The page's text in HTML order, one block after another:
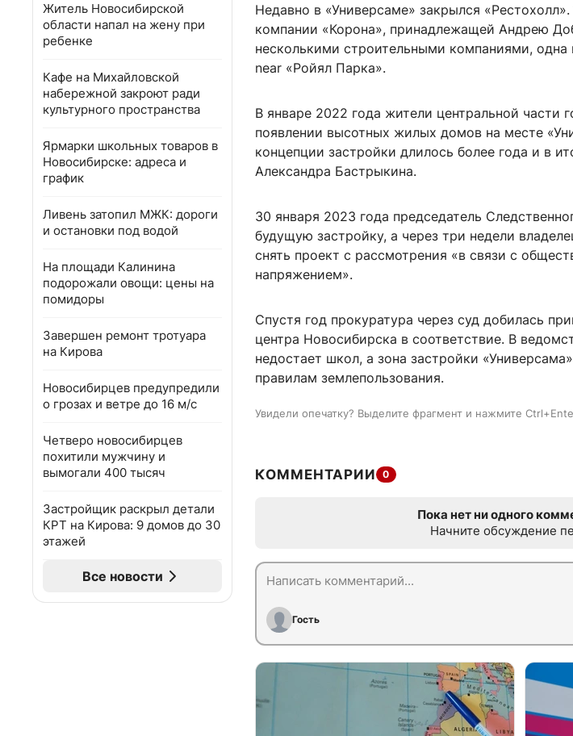
Житель Новосибирской
области напал на жену при
ребенке
Кафе на Михайловской
набережной закроют ради
культурного пространства
Ярмарки школьных товаров в
Новосибирске: адреса и
график
Ливень затопил МЖК: дороги
и остановки под водой
На площади Калинина
подорожали овощи: цены на
помидоры
Завершен ремонт тротуара
на Кирова
Новосибирцев предупредили
о грозах и ветре до 16 м/с
Четверо новосибирцев
похитили мужчину и
вымогали 400 тысяч
Застройщик раскрыл детали
КРТ на Кирова: 9 домов до 30
этажей
Все новости
Недавно в «Универсаме» закрылся
компании «Корона», принадлежащей Андрею
несколькими строительными компаниями, одна
near «Ройял Парка».
В январе 2022 года жители центральной части
появлении высотных жилых домов на месте
концепции застройки длилось более года и в
Александра Бастрыкина.
30 января 2023 года председатель
будущую застройку, а через три недели
снять проект с рассмотрения «в связи с
напряжением».
Спустя год прокуратура через суд добилась
центра Новосибирска в соответствие. В
недостает школ, а зона застройки
правилам землепользования.
Увидели опечатку? Выделите фрагмент и нажмите
КОММЕНТАРИИ 0
Пока нет ни одного
Начните обсуждение
Гость